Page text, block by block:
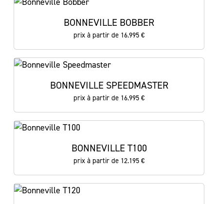
BONNEVILLE BOBBER
prix à partir de 16.995 €
BONNEVILLE SPEEDMASTER
prix à partir de 16.995 €
BONNEVILLE T100
prix à partir de 12.195 €